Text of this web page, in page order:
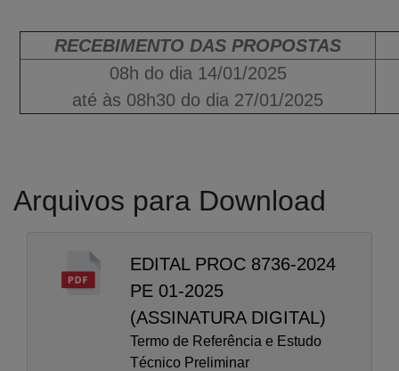
RECEBIMENTO DAS PROPOSTAS
08h do dia 14/01/2025
até às 08h30 do dia 27/01/2025
Arquivos para Download
EDITAL PROC 8736-2024
PE 01-2025
(ASSINATURA DIGITAL)
Termo de Referência e Estudo
Técnico Preliminar